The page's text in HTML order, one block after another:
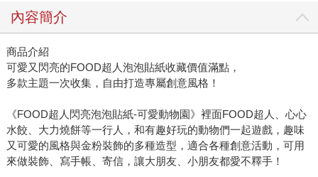
內容簡介
商品介紹
可愛又閃亮的FOOD超人泡泡貼紙收藏價值滿點，
多款主題一次收集，自由打造專屬創意風格！
《FOOD超人閃亮泡泡貼紙-可愛動物園》裡面FOOD超人、心心
水餃、大力燒餅等一行人，和有趣好玩的動物們一起遊戲，趣味
又可愛的風格與金粉裝飾的多種造型，適合各種創意活動，可用
來做裝飾、寫手帳、寄信，讓大朋友、小朋友都愛不釋手！